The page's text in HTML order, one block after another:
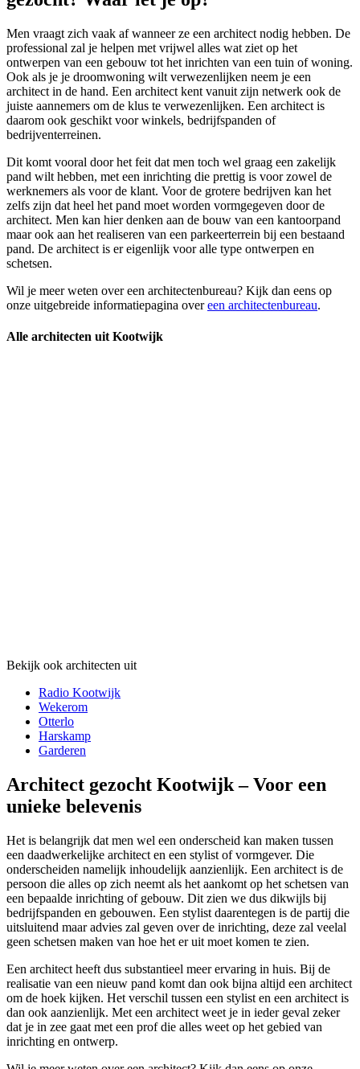
Men vraagt zich vaak af wanneer ze een architect nodig hebben. De
professional zal je helpen met vrijwel alles wat ziet op het
ontwerpen van een gebouw tot het inrichten van een tuin of woning.
Ook als je je droomwoning wilt verwezenlijken neem je een
architect in de hand. Een architect kent vanuit zijn netwerk ook de
juiste aannemers om de klus te verwezenlijken. Een architect is
daarom ook geschikt voor winkels, bedrijfspanden of
bedrijventerreinen.
Dit komt vooral door het feit dat men toch wel graag een zakelijk
pand wilt hebben, met een inrichting die prettig is voor zowel de
werknemers als voor de klant. Voor de grotere bedrijven kan het
zelfs zijn dat heel het pand moet worden vormgegeven door de
architect. Men kan hier denken aan de bouw van een kantoorpand
maar ook aan het realiseren van een parkeerterrein bij een bestaand
pand. De architect is er eigenlijk voor alle type ontwerpen en
schetsen.
Wil je meer weten over een architectenbureau? Kijk dan eens op
onze uitgebreide informatiepagina overeen architectenbureau.
Alle architecten uit Kootwijk
Bekijk ook architecten uit
Radio Kootwijk
Wekerom
Otterlo
Harskamp
Garderen
Architect gezocht Kootwijk – Voor een
unieke belevenis
Het is belangrijk dat men wel een onderscheid kan maken tussen
een daadwerkelijke architect en een stylist of vormgever. Die
onderscheiden namelijk inhoudelijk aanzienlijk. Een architect is de
persoon die alles op zich neemt als het aankomt op het schetsen van
een bepaalde inrichting of gebouw. Dit zien we dus dikwijls bij
bedrijfspanden en gebouwen. Een stylist daarentegen is de partij die
uitsluitend maar advies zal geven over de inrichting, deze zal veelal
geen schetsen maken van hoe het er uit moet komen te zien.
Een architect heeft dus substantieel meer ervaring in huis. Bij de
realisatie van een nieuw pand komt dan ook bijna altijd een architect
om de hoek kijken. Het verschil tussen een stylist en een architect is
dan ook aanzienlijk. Met een architect weet je in ieder geval zeker
dat je in zee gaat met een prof die alles weet op het gebied van
inrichting en ontwerp.